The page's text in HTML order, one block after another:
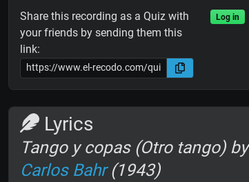
Share this recording as a Quiz with
your friends by sending them this
link:
Log in
Lyrics
Tango y copas (Otro tango) by
Carlos Bahr(1943)